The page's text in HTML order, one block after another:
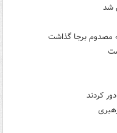
شد
کردند